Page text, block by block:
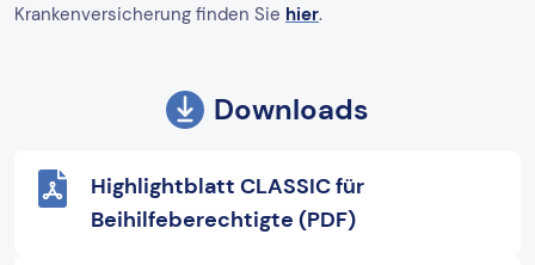
Krankenversicherung finden Sie hier.
Downloads
Highlightblatt CLASSIC für
Beihilfeberechtigte (PDF)